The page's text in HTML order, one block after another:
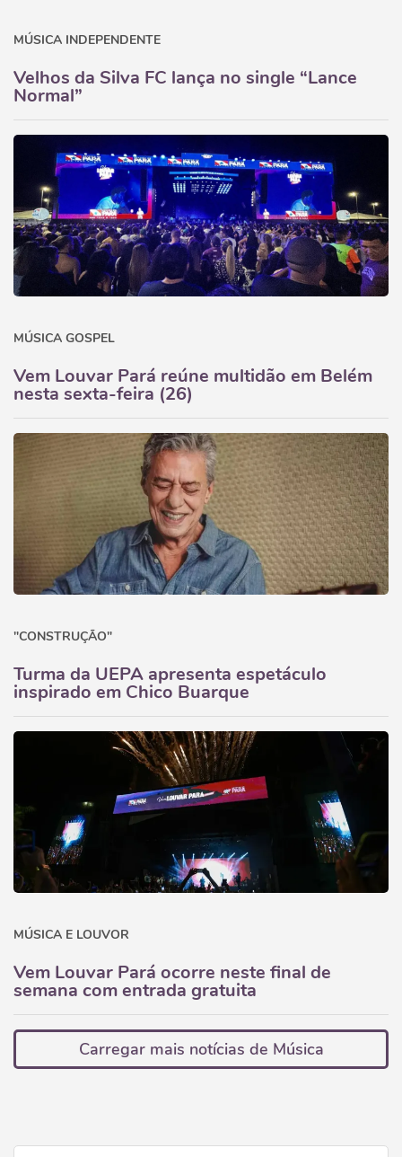
MÚSICA INDEPENDENTE
Velhos da Silva FC lança no single “Lance
Normal”
MÚSICA GOSPEL
Vem Louvar Pará reúne multidão em Belém
nesta sexta-feira (26)
"CONSTRUÇÃO"
Turma da UEPA apresenta espetáculo
inspirado em Chico Buarque
MÚSICA E LOUVOR
Vem Louvar Pará ocorre neste final de
semana com entrada gratuita
Carregar mais notícias de Música